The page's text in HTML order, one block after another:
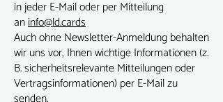
in jeder E-Mail oder per Mitteilung
aninfo@ld.cards
Auch ohne Newsletter-Anmeldung behalten
wir uns vor, Ihnen wichtige Informationen (z.
B. sicherheitsrelevante Mitteilungen oder
Vertragsinformationen) per E-Mail zu